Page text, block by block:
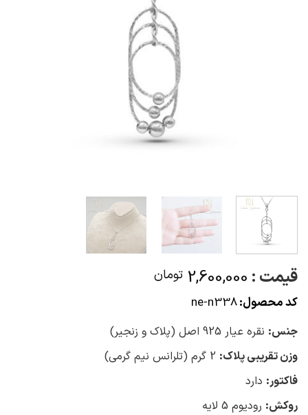
قیمت : 2,600,000 تومان
کد محصول:ne-n338
جنس: نقره عیار 925 اصل (پلاک و زنجیر)
وزن تقریبی پلاک:
فاکتور: دارد
روکش: رودیوم 5 لایه